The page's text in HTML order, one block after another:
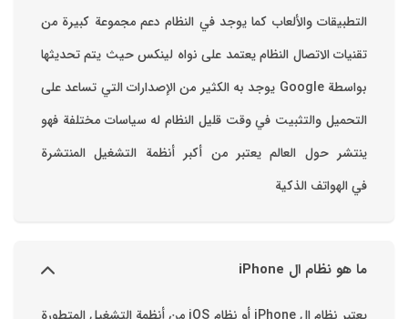
التطبيقات والألعاب ‏كما يوجد في النظام دعم مجموعة كبيرة من
تقنيات الاتصال ‏النظام يعتمد على نواه لينكس حيث يتم تحديثها
بواسطة ‫Google‬ ‏يوجد به الكثير من الإصدارات التي تساعد على
التحميل والتثبيت في وقت قليل ‏النظام له سياسات مختلفة فهو
ينتشر حول العالم يعتبر من أكبر أنظمة التشغيل المنتشرة
في الهواتف الذكية
ما هو نظام ال iPhone